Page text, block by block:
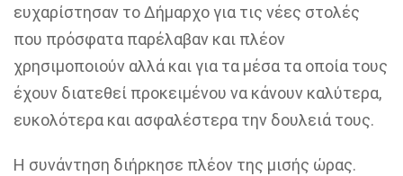
ευχαρίστησαν το Δήμαρχο για τις νέες στολές
που πρόσφατα παρέλαβαν και πλέον
χρησιμοποιούν αλλά και για τα μέσα τα οποία τους
έχουν διατεθεί προκειμένου να κάνουν καλύτερα,
ευκολότερα και ασφαλέστερα την δουλειά τους.
Η συνάντηση διήρκησε πλέον της μισής ώρας.